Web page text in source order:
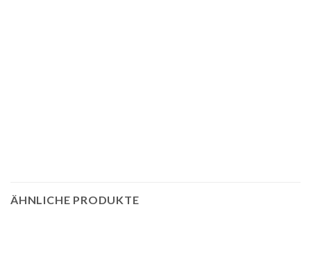
ÄHNLICHE PRODUKTE